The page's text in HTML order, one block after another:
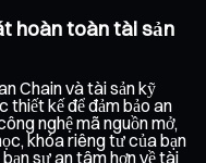
hoàn toàn tài sản
Chain và tài sản kỹ
thiết kế để đảm bảo an
nghệ mã nguồn mở,
khóa riêng tư của bạn
sự an tâm hơn về tài